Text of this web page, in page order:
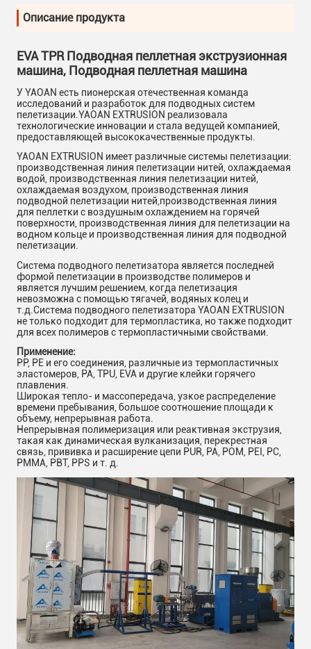
Описание продукта
EVA TPR Подводная пеллетная экструзионная
машина, Подводная пеллетная машина
У YAOAN есть пионерская отечественная команда
исследований и разработок для подводных систем
пелетизации.YAOAN EXTRUSION реализовала
технологические инновации и стала ведущей компанией,
предоставляющей высококачественные продукты.
YAOAN EXTRUSION имеет различные системы пелетизации:
производственная линия пелетизации нитей, охлаждаемая
водой, производственная линия пелетизации нитей,
охлаждаемая воздухом, производственная линия
подводной пелетизации нитей,производственная линия
для пеллетки с воздушным охлаждением на горячей
поверхности, производственная линия для пелетизации на
водном кольце и производственная линия для подводной
пелетизации.
Система подводного пелетизатора является последней
формой пелетизации в производстве полимеров и
является лучшим решением, когда пелетизация
невозможна с помощью тягачей, водяных колец и
т.д.Система подводного пелетизатора YAOAN EXTRUSION
не только подходит для термопластика, но также подходит
для всех полимеров с термопластичными свойствами.
Применение:
PP, PE и его соединения, различные из термопластичных
эластомеров, PA, TPU, EVA и другие клейки горячего
плавления.
Широкая тепло- и массопередача, узкое распределение
времени пребывания, большое соотношение площади к
объему, непрерывная работа.
Непрерывная полимеризация или реактивная экструзия,
такая как динамическая вулканизация, перекрестная
связь, прививка и расширение цепи PUR, PA, POM, PEI, PC,
PMMA, PBT, PPS и т. д.